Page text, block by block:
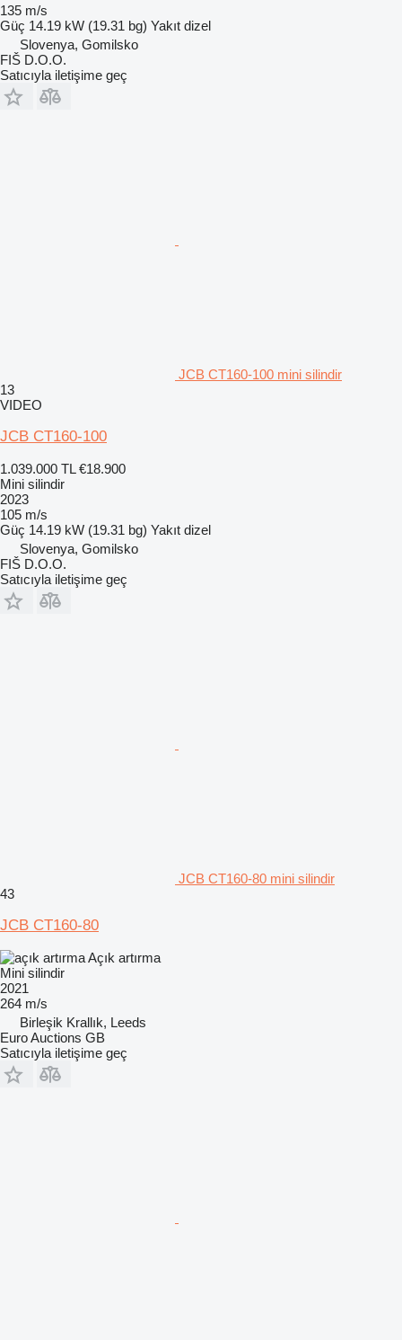
135 m/s
Güç 14.19 kW (19.31 bg) Yakıt dizel
Slovenya, Gomilsko
FIŠ D.O.O.
Satıcıyla iletişime geç
JCB CT160-100 mini silindir
13
VIDEO
JCB CT160-100
1.039.000 TL €18.900
Mini silindir
2023
105 m/s
Güç 14.19 kW (19.31 bg) Yakıt dizel
Slovenya, Gomilsko
FIŠ D.O.O.
Satıcıyla iletişime geç
JCB CT160-80 mini silindir
43
JCB CT160-80
Açık artırma
Mini silindir
2021
264 m/s
Birleşik Krallık, Leeds
Euro Auctions GB
Satıcıyla iletişime geç